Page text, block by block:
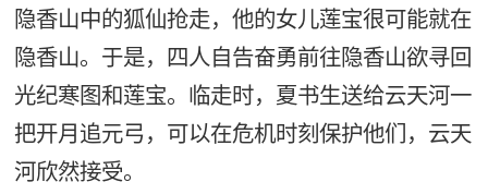
隐香山中的狐仙抢走，他的女儿莲宝很可能就在
隐香山。于是，四人自告奋勇前往隐香山欲寻回
光纪寒图和莲宝。临走时，夏书生送给云天河一
把开月追元弓，可以在危机时刻保护他们，云天
河欣然接受。